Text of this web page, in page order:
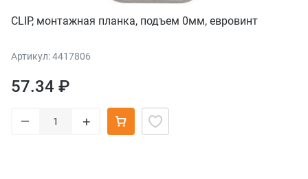
CLIP, монтажная планка, подъем 0мм, евровинт
Артикул: 4417806
57.34 ₽
– +